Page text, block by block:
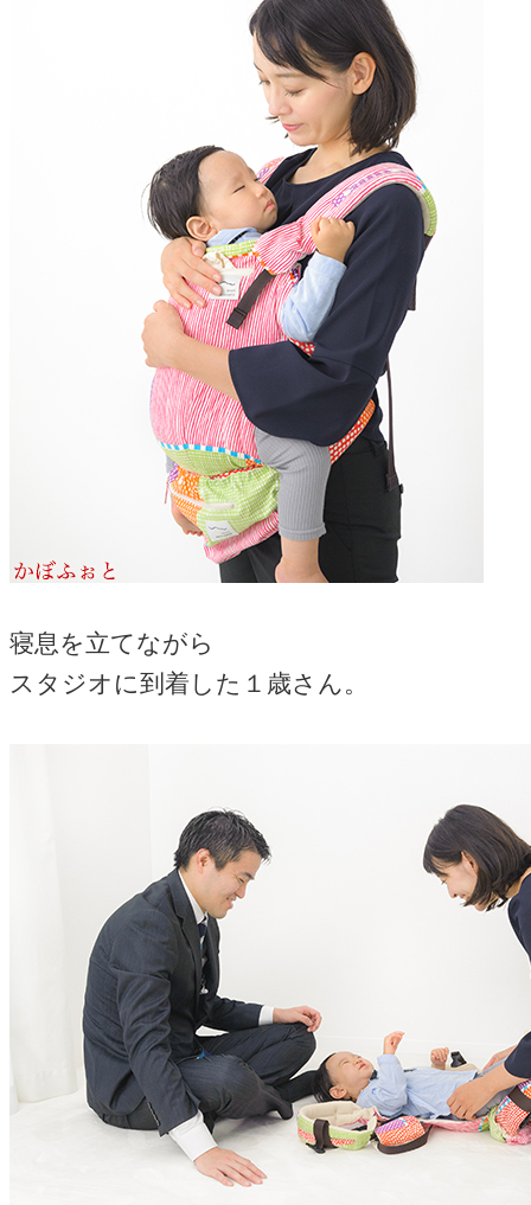
寝息を立てながら
スタジオに到着した１歳さん。